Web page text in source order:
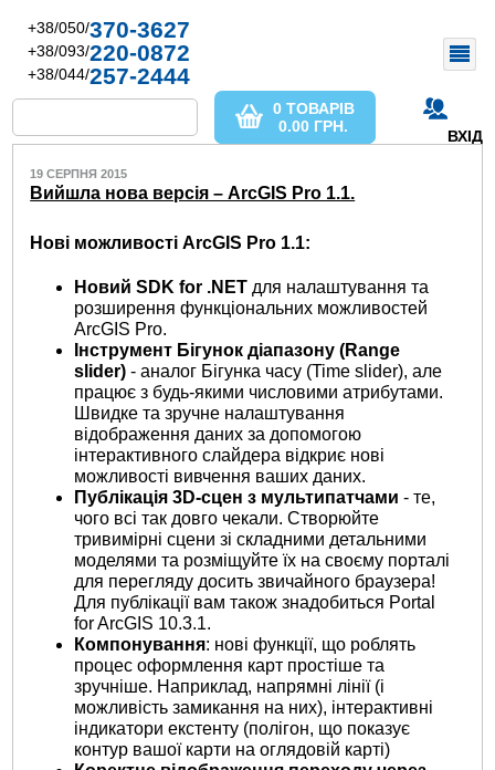
+38/050/370-3627
+38/093/220-0872
+38/044/257-2444
ВХІД
0 ТОВАРІВ
0.00 ГРН.
19 СЕРПНЯ 2015
Вийшла нова версія – ArcGIS Pro 1.1.
Нові можливості ArcGIS Pro 1.1:
Новий SDK for .NET для налаштування та
розширення функціональних можливостей
ArcGIS Pro.
Інструмент Бігунок діапазону (Range
slider)- аналог Бігунка часу (Time slider), але
працює з будь-якими числовими атрибутами.
Швидке та зручне налаштування
відображення даних за допомогою
інтерактивного слайдера відкриє нові
можливості вивчення ваших даних.
Публікація 3D-сцен з мультипатчами - те,
чого всі так довго чекали. Створюйте
тривимірні сцени зі складними детальними
моделями та розміщуйте їх на своєму порталі
для перегляду досить звичайного браузера!
Для публікації вам також знадобиться Portal
for ArcGIS 10.3.1.
Компонування: нові функції, що роблять
процес оформлення карт простіше та
зручніше. Наприклад, напрямні лінії (і
можливість замикання на них), інтерактивні
індикатори екстенту (полігон, що показує
контур вашої карти на оглядовій карті)